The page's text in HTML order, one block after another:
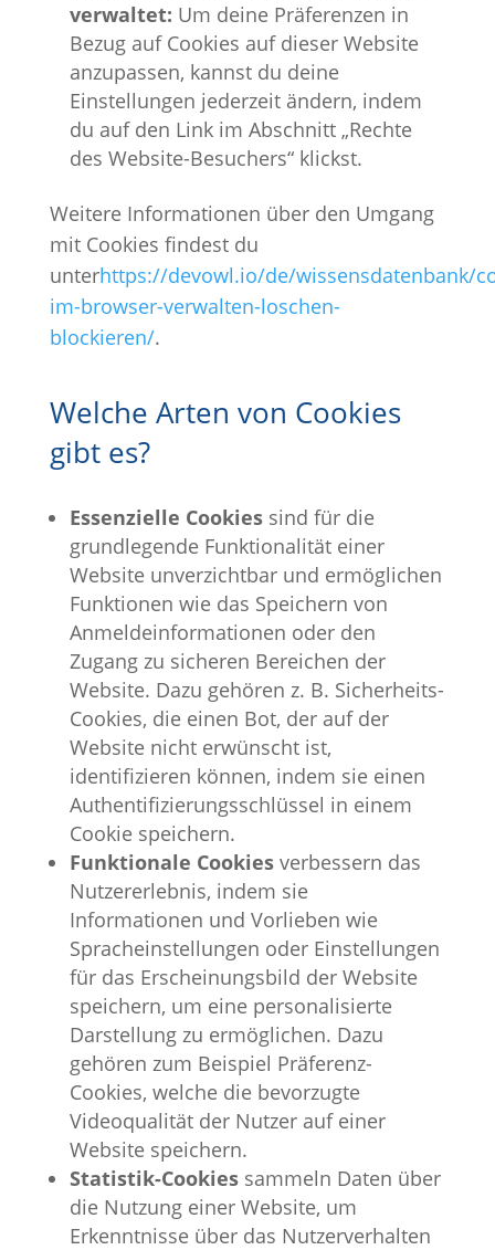
verwaltet: Um deine Präferenzen in
Bezug auf Cookies auf dieser Website
anzupassen, kannst du deine
Einstellungen jederzeit ändern, indem
du auf den Link im Abschnitt „Rechte
des Website-Besuchers“ klickst.
Weitere Informationen über den Umgang
mit Cookies findest du
unterhttps://devowl.io/de/wissensdatenbank/
im-browser-verwalten-loschen-
blockieren/.
Welche Arten von Cookies
gibt es?
Essenzielle Cookiessind für die
grundlegende Funktionalität einer
Website unverzichtbar und ermöglichen
Funktionen wie das Speichern von
Anmeldeinformationen oder den
Zugang zu sicheren Bereichen der
Website. Dazu gehören z. B. Sicherheits-
Cookies, die einen Bot, der auf der
Website nicht erwünscht ist,
identifizieren können, indem sie einen
Authentifizierungsschlüssel in einem
Cookie speichern.
Funktionale Cookiesverbessern das
Nutzererlebnis, indem sie
Informationen und Vorlieben wie
Spracheinstellungen oder Einstellungen
für das Erscheinungsbild der Website
speichern, um eine personalisierte
Darstellung zu ermöglichen. Dazu
gehören zum Beispiel Präferenz-
Cookies, welche die bevorzugte
Videoqualität der Nutzer auf einer
Website speichern.
Statistik-Cookiessammeln Daten über
die Nutzung einer Website, um
Erkenntnisse über das Nutzerverhalten